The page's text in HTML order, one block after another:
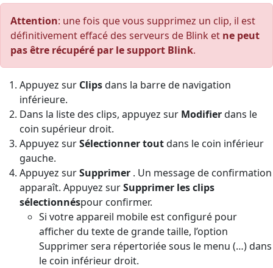
Attention: une fois que vous supprimez un clip, il est
définitivement effacé des serveurs de Blink et ne peut
pas être récupéré par le support Blink.
Appuyez sur Clipsdans la barre de navigation
inférieure.
Dans la liste des clips, appuyez sur Modifierdans le
coin supérieur droit.
Appuyez surSélectionner toutdans le coin inférieur
gauche.
Appuyez surSupprimer . Un message de confirmation
apparaît. Appuyez surSupprimer les clips
sélectionnéspour confirmer.
Si votre appareil mobile est configuré pour
afficher du texte de grande taille, l’option
Supprimer sera répertoriée sous le menu (…) dans
le coin inférieur droit.